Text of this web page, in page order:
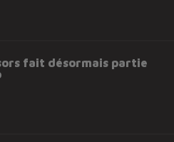
fait désormais partie